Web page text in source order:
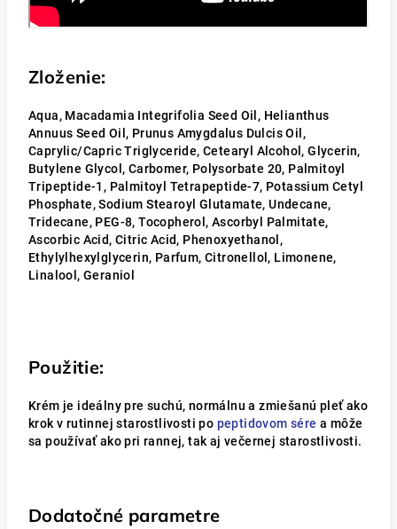
Zloženie:
Aqua, Macadamia Integrifolia Seed Oil, Helianthus
Annuus Seed Oil, Prunus Amygdalus Dulcis Oil,
Caprylic/Capric Triglyceride, Cetearyl Alcohol, Glycerin,
Butylene Glycol, Carbomer, Polysorbate 20, Palmitoyl
Tripeptide-1, Palmitoyl Tetrapeptide-7, Potassium Cetyl
Phosphate, Sodium Stearoyl Glutamate, Undecane,
Tridecane, PEG-8, Tocopherol, Ascorbyl Palmitate,
Ascorbic Acid, Citric Acid, Phenoxyethanol,
Ethylylhexylglycerin, Parfum, Citronellol, Limonene,
Linalool, Geraniol
Použitie:
Krém je ideálny pre suchú, normálnu a zmiešanú pleť ako
krok v rutinnej starostlivosti po peptidovom sérea môže
sa používať ako pri rannej, tak aj večernej starostlivosti.
Dodatočné parametre